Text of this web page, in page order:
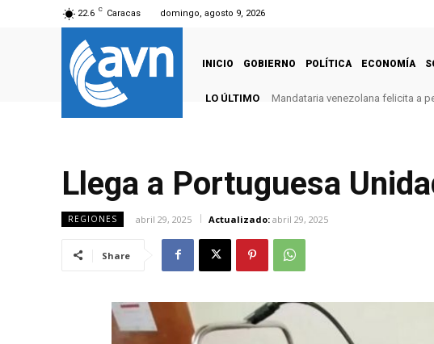
22.6 C Caracas domingo, agosto 9, 2026
INICIO GOBIERNO POLÍTICA ECONOMÍA
LO ÚLTIMO Mandataria venezolana felicita a
Llega a Portuguesa
REGIONES abril 29, 2025 Actualizado: abril 29, 2025
Share